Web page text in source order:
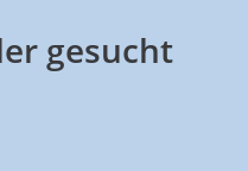
gesucht